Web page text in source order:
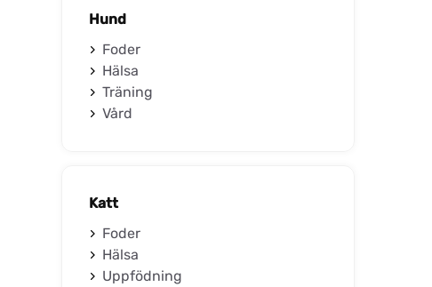
Hund
Foder
Hälsa
Träning
Vård
Katt
Foder
Hälsa
Uppfödning